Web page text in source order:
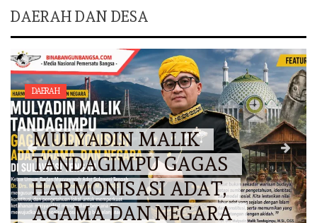
DAERAH DAN DESA
DAERAH
MULYADIN MALIK
TANDAGIMPU GAGAS
HARMONISASI ADAT,
AGAMA DAN NEGARA